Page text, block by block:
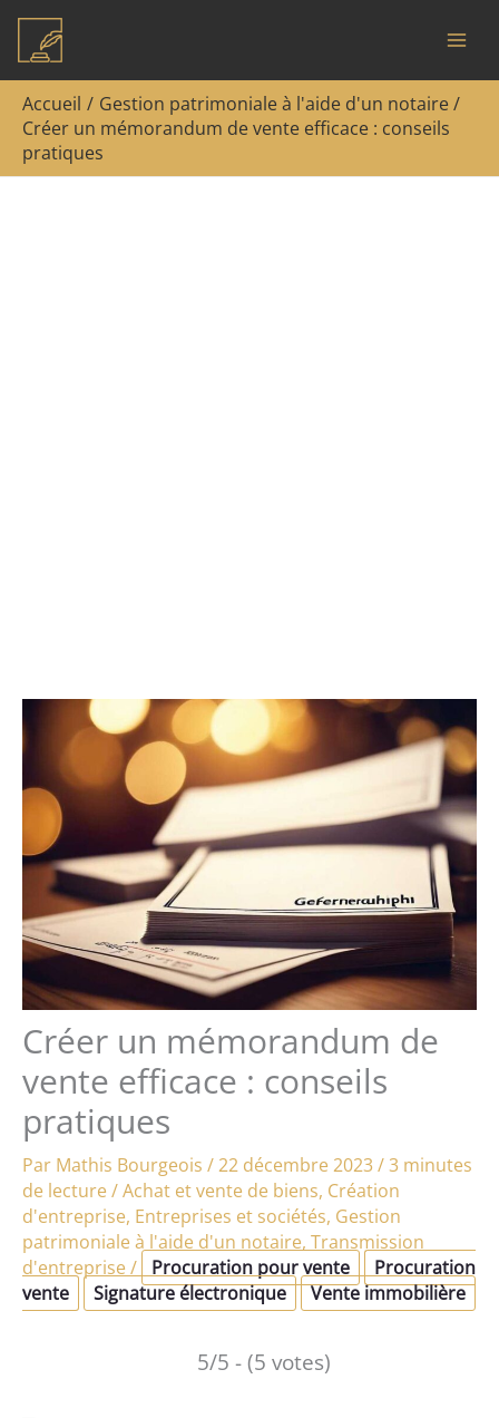
Aller
contenu
Accueil
Gestion patrimoniale à l'aide d'un notaire
Créer un mémorandum de vente efficace : conseils
pratiques
Créer un mémorandum de
vente efficace : conseils
pratiques
Par Mathis Bourgeois /22 décembre 2023/3 minutes
de lecture/Achat et vente de biens, Création
d'entreprise, Entreprises et sociétés, Gestion
patrimoniale à l'aide d'un notaire, Transmission
d'entreprise/ Procuration pour vente
Procuration
vente
Signature électronique Vente immobilière
5/5 - (5 votes)
Rechercher